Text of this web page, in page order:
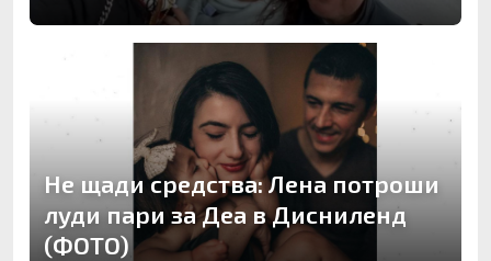
Не щади средства: Лена потроши
луди пари за Деа в Дисниленд
(ФОТО)